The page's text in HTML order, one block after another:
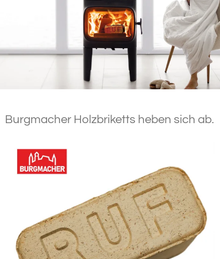
Burgmacher Holzbriketts heben sich ab.